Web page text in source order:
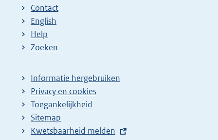
Contact
English
Help
Zoeken
Informatie hergebruiken
Privacy en cookies
Toegankelijkheid
Sitemap
E
Kwetsbaarheid melden